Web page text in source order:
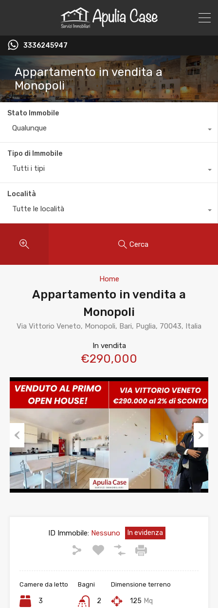
3336245947
Appartamento in vendita a
Monopoli
Stato Immobile
Qualunque
Tipo di Immobile
Tutti i tipi
Località
Tutte le località
Cerca
Home
Appartamento in vendita a
Monopoli
Via Vittorio Veneto, Monopoli, Bari, Puglia, 70043, Italia
In vendita
€290,000
Previous Next
ID Immobile:Nessuno In evidenza
Camere da letto
3
Bagni
2
Dimensione terreno
125 Mq